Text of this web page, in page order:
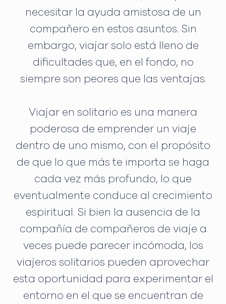
necesitar la ayuda amistosa de un
compañero en estos asuntos. Sin
embargo, viajar solo está lleno de
dificultades que, en el fondo, no
siempre son peores que las ventajas.
Viajar en solitario es una manera
poderosa de emprender un viaje
dentro de uno mismo, con el propósito
de que lo que más te importa se haga
cada vez más profundo, lo que
eventualmente conduce al crecimiento
espiritual. Si bien la ausencia de la
compañía de compañeros de viaje a
veces puede parecer incómoda, los
viajeros solitarios pueden aprovechar
esta oportunidad para experimentar el
entorno en el que se encuentran de